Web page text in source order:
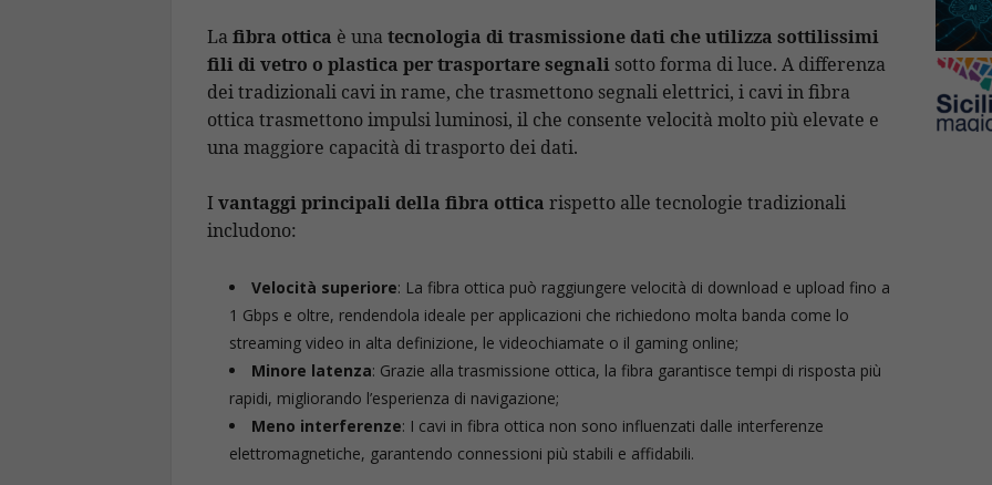
Lafibra ottica è unatecnologia di trasmissione dati che utilizza sottilissimi
fili di vetro o plastica per trasportare segnali sotto forma di luce. A differenza
dei tradizionali cavi in rame, che trasmettono segnali elettrici, i cavi in fibra
ottica trasmettono impulsi luminosi, il che consente velocità molto più elevate e
una maggiore capacità di trasporto dei dati.
I vantaggi principali della fibra ottica rispetto alle tecnologie tradizionali
includono:
Velocità superiore: La fibra ottica può raggiungere velocità di download e upload fino a
1 Gbps e oltre, rendendola ideale per applicazioni che richiedono molta banda come lo
streaming video in alta definizione, le videochiamate o il gaming online;
Minore latenza: Grazie alla trasmissione ottica, la fibra garantisce tempi di risposta più
rapidi, migliorando l’esperienza di navigazione;
Meno interferenze: I cavi in fibra ottica non sono influenzati dalle interferenze
elettromagnetiche, garantendo connessioni più stabili e affidabili.